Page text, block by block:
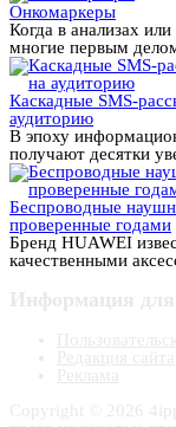
Онкомаркеры
Когда в анализах
многие первым
Каскадные SMS-
аудиторию
В эпоху
получают десятки
Беспроводные
проверенные годами
Бренд HUAWEI
качественными